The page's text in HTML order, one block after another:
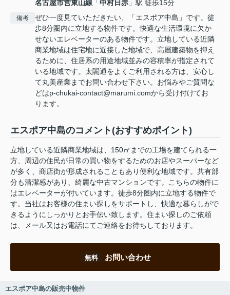
名古屋市営東山線 「中村日赤 」駅 徒歩15分
備考
ぜひ一度見ていただきたい、「エスポア中島」です。徒
歩8分圏内に立地する物件です。快適な生活環境に欠か
せないエレベーターのある物件です。立地している近隣
商業地域は住宅地に近接した地域で、高層建築物を抑え
るために、住居系の用途地域並みの容積率が指定されて
いる地域です。太閤通をよくご利用される方は、安心し
て丸美産業までお問い合わせ下さい。お悩みやご質問な
どはp-chukai-contact@marumi.comから受け付けてお
ります。
エスポア中島のコメント(おすすめポイント)
立地している近隣商業地域は、150㎡までの工場を建てられる一
方、周辺の住民が日常の買い物をするためのお店やスーパーなど
が多く、商店街が形成されることもあり便利な地域です。共有部
分も清潔感があり、綺麗な中古マンションです。こちらの物件に
はエレベーターが付いています。徒歩8分圏内に立地する物件で
す。当社はお客様の住まい探しをサポートし、快適な暮らしがで
きるようにしっかりとお手伝い致します。住まい探しのご依頼
は、メール又はお電話にてご連絡をお待ちしております。
無料 お問い合わせ
エスポア中島の販売中物件